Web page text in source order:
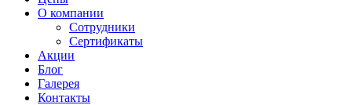
О компании
Сотрудники
Сертификаты
Акции
Блог
Галерея
Контакты